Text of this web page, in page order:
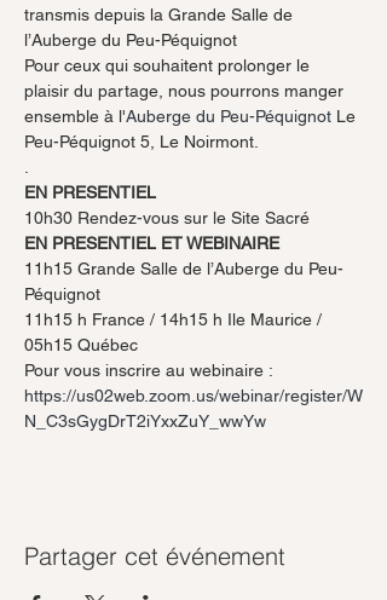
transmis depuis la Grande Salle de
l’Auberge du Peu-Péquignot
Pour ceux qui souhaitent prolonger le
plaisir du partage, nous pourrons manger
ensemble à l'Auberge du Peu-Péquignot Le
Peu-Péquignot 5, Le Noirmont.
EN PRESENTIEL
10h30 Rendez-vous sur le Site Sacré
EN PRESENTIEL ET WEBINAIRE
11h15 Grande Salle de l’Auberge du Peu-
Péquignot
11h15 h France / 14h15 h Ile Maurice /
05h15 Québec
Pour vous inscrire au webinaire :
https://us02web.zoom.us/webinar/register/W
N_C3sGygDrT2iYxxZuY_wwYw
Partager cet événement